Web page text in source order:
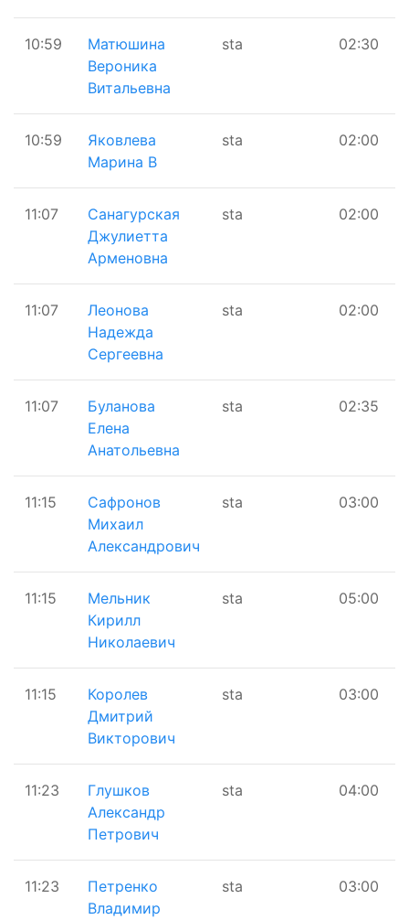
10:59
Матюшина
Вероника
Витальевна
sta 02:30
10:59
Яковлева
Марина В
sta 02:00
11:07
Санагурская
Джулиетта
Арменовна
sta 02:00
11:07
Леонова
Надежда
Сергеевна
sta 02:00
11:07
Буланова
Елена
Анатольевна
sta 02:35
11:15
Сафронов
Михаил
Александрович
sta 03:00
11:15
Мельник
Кирилл
Николаевич
sta 05:00
11:15
Королев
Дмитрий
Викторович
sta 03:00
11:23
Глушков
Александр
Петрович
sta 04:00
11:23
Петренко
Владимир
sta 03:00